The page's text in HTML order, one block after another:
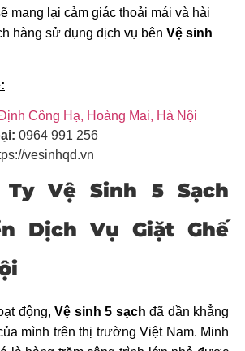
mang lại cảm giác thoải mái và hài
hàng sử dụng dịch vụ bên Vệ sinh
Công Hạ, Hoàng Mai, Hà Nội
0964 991 256
vesinhqd.vn
Ty Vệ Sinh 5 Sạch
Dịch Vụ Giặt Ghế
động,Vệ sinh 5 sạch đã dần khẳng
mình trên thị trường Việt Nam. Minh